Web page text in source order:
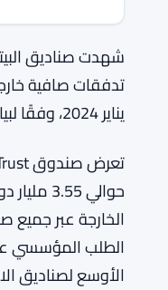
شهدت صناديق
يناير 2024، وفقًا لبيانات من Farside Investors. هذا ليس انخفاضًا صغيرًا، بل نزيفًا حادًا.
الطلب المؤسسي